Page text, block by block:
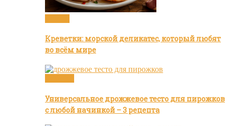
Креветки: морской деликатес, который любят
во всём мире
Универсальное дрожжевое тесто для пирожков
с любой начинкой – 3 рецепта